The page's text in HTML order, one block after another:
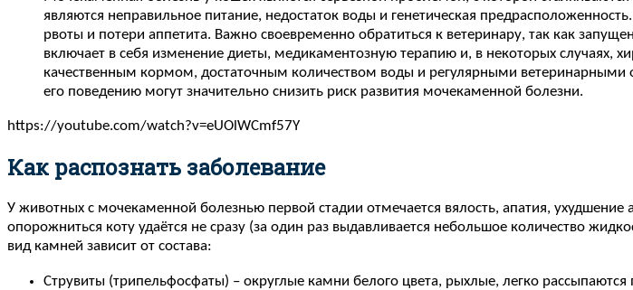
являются неправильное питание, недостаток воды и генетическая
рвоты и потери аппетита. Важно своевременно обратиться к ветеринару, так как
включает в себя изменение диеты, медикаментозную терапию и, в некоторых случаях,
качественным кормом, достаточным количеством воды и регулярными
его поведению могут значительно снизить риск развития мочекаменной болезни.
https://youtube.com/watch?v=eUOlWCmf57Y
Как распознать заболевание
У животных с мочекаменной болезнью первой стадии отмечается вялость, апатия,
опорожниться коту удаётся не сразу (за один раз выдавливается небольшое количество
вид камней зависит от состава:
Струвиты (трипельфосфаты) – округлые камни белого цвета, рыхлые, легко рассыпаются